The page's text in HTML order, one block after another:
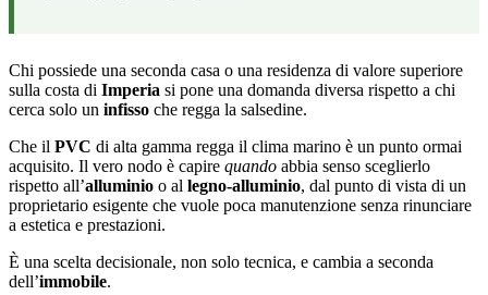
Chi possiede una seconda casa o una residenza di valore superiore
sulla costa di Imperia si pone una domanda diversa rispetto a chi
cerca solo un infisso che regga la salsedine.
Che il PVC di alta gamma regga il clima marino è un punto ormai
acquisito. Il vero nodo è capire quando abbia senso sceglierlo
rispetto all’alluminio o al legno-alluminio, dal punto di vista di un
proprietario esigente che vuole poca manutenzione senza rinunciare
a estetica e prestazioni.
È una scelta decisionale, non solo tecnica, e cambia a seconda
dell’immobile.